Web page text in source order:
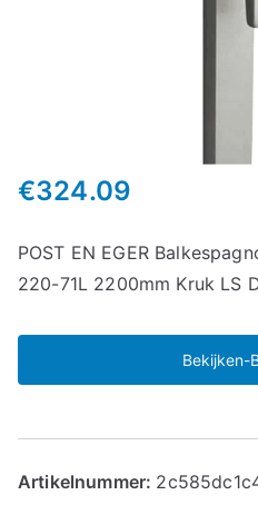
€324.09
POST EN EGER
220-71L 2200mm Kruk LS
Bekijken-
Artikelnummer: